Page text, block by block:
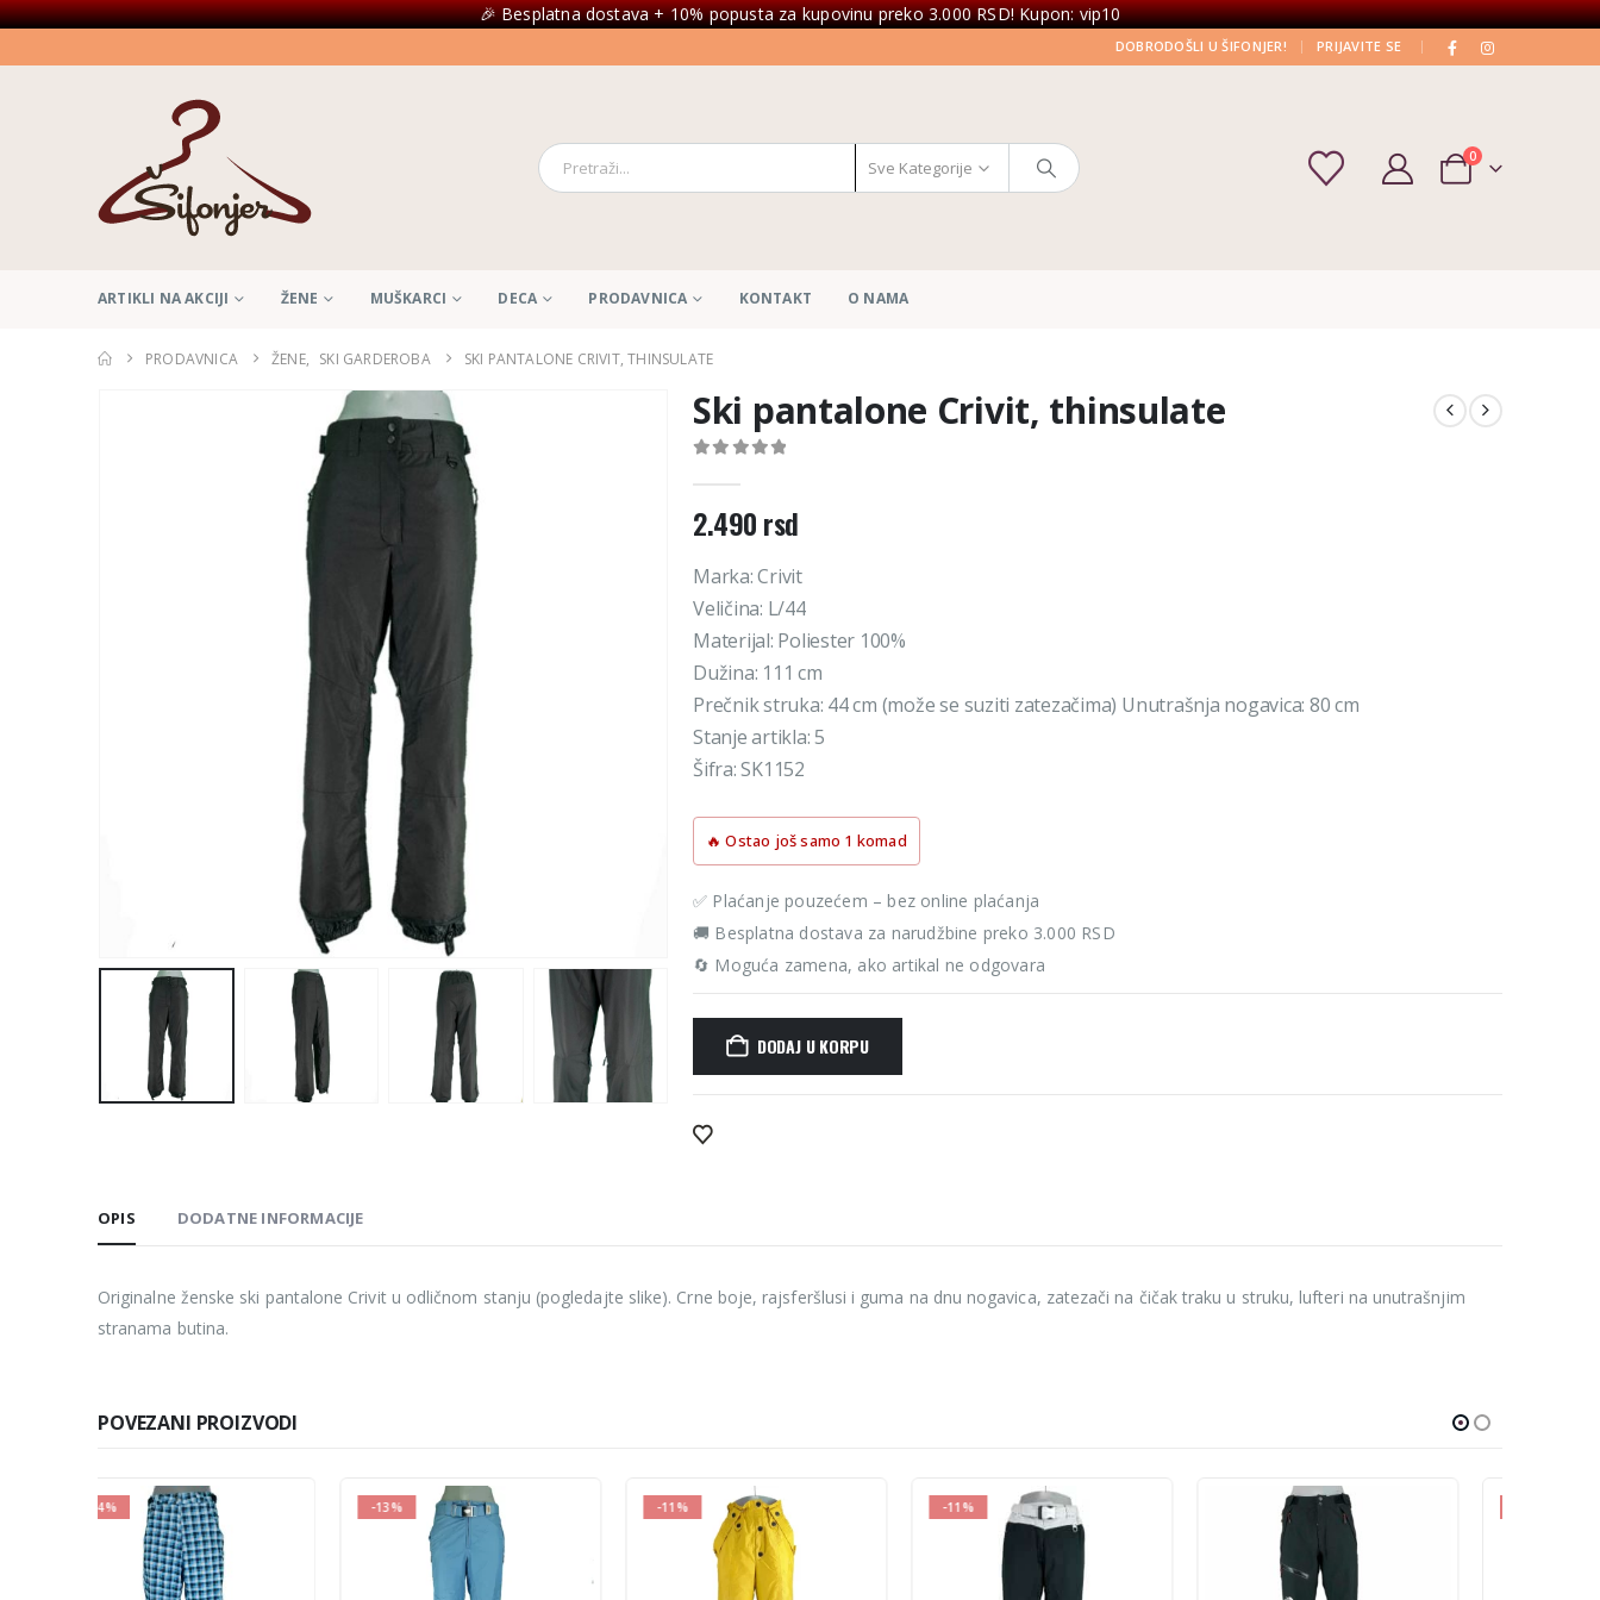
🎉 Besplatna dostava + 10% popusta za kupovinu preko 3.000 RSD! Kupon: vip10
DOBRODOŠLI U ŠIFONJER! | PRIJAVITE SE |
Sve Kategorije
0
ARTIKLI NA AKCIJI ŽENE MUŠKARCI DECA PRODAVNICA KONTAKT O NAMA
PRODAVNICA ŽENE, SKI GARDEROBA SKI PANTALONE CRIVIT, THINSULATE
Ski pantalone Crivit, thinsulate
2.490rsd
Marka: Crivit
Veličina: L/44
Materijal: Poliester 100%
Dužina: 111 cm
Prečnik struka: 44 cm (može se suziti zatezačima) Unutrašnja nogavica: 80 cm
Stanje artikla: 5
Šifra: SK1152
🔥 Ostao još samo 1 komad
✅ Plaćanje pouzećem – bez online plaćanja
🚚 Besplatna dostava za narudžbine preko 3.000 RSD
🔄 Moguća zamena, ako artikal ne odgovara
DODAJ U KORPU
Alternative:
OPIS DODATNE INFORMACIJE
Originalne ženske ski pantalone Crivit u odličnom stanju (pogledajte slike). Crne boje, rajsferšlusi i guma na dnu nogavica, zatezači na čičak traku u struku, lufteri na unutrašnjim
stranama butina.
POVEZANI PROIZVODI
-13% -11% -11% -13%